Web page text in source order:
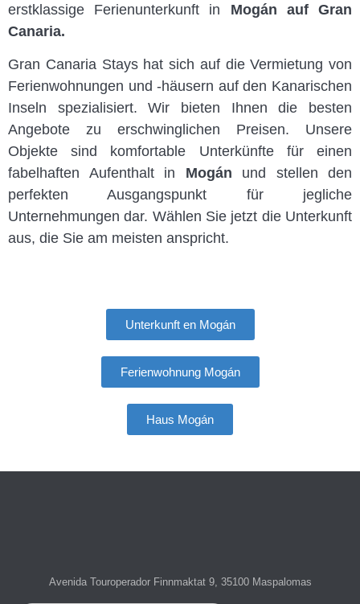
erstklassige Ferienunterkunft in Mogán auf Gran
Canaria.
Gran Canaria Stayshat sich auf die Vermietung von
Ferienwohnungen und -häusern auf den Kanarischen
Inseln spezialisiert. Wir bieten Ihnen die besten
Angebote zu erschwinglichen Preisen. Unsere
Objekte sind komfortable Unterkünfte für einen
fabelhaften Aufenthalt in Mogán und stellen den
perfekten Ausgangspunkt für jegliche
Unternehmungen dar. Wählen Sie jetzt die Unterkunft
aus, die Sie am meisten anspricht.
Unterkunft en Mogán
Ferienwohnung Mogán
Haus Mogán
Avenida Touroperador Finnmaktat 9, 35100 Maspalomas